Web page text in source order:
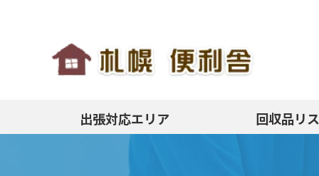
出張対応エリア 回収品リ